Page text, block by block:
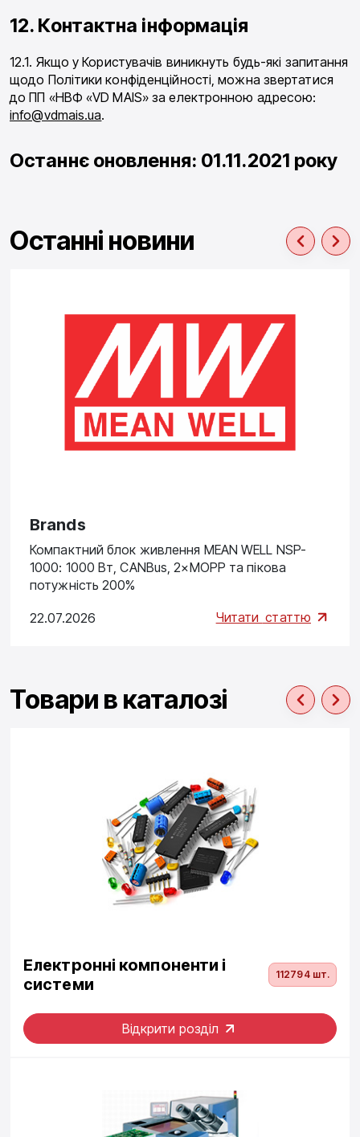
12. Контактна інформація
12.1. Якщо у Користувачів виникнуть будь-які запитання
щодо Політики конфіденційності, можна звертатися
до ПП «НВФ «VD MAIS» за електронною адресою:
info@vdmais.ua.
Останнє оновлення: 01.11.2021 року
Останні новини
Brands
Компактний блок живлення MEAN WELL NSP-
1000: 1000 Вт, CANBus, 2×MOPP та пікова
потужність 200%
22.07.2026 Читати статтю
Товари в каталозі
Електронні компоненти і
системи
112794 шт.
Відкрити розділ